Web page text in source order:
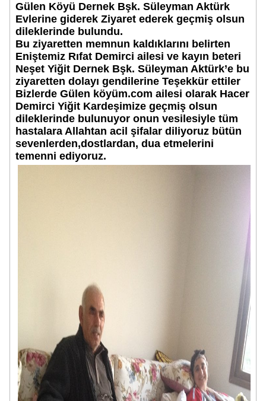
Gülen Köyü Dernek Bşk. Süleyman Aktürk
Evlerine giderek Ziyaret ederek geçmiş olsun
dileklerinde bulundu.
Bu ziyaretten memnun kaldıklarını belirten
Eniştemiz Rıfat Demirci ailesi ve kayın beteri
Neşet Yiğit Dernek Bşk. Süleyman Aktürk’e bu
ziyaretten dolayı gendilerine Teşekkür ettiler
Bizlerde Gülen köyüm.com ailesi olarak Hacer
Demirci Yiğit Kardeşimize geçmiş olsun
dileklerinde bulunuyor onun vesilesiyle tüm
hastalara Allahtan acil şifalar diliyoruz bütün
sevenlerden,dostlardan, dua etmelerini
temenni ediyoruz.